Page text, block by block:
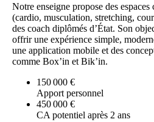
Notre enseigne propose des espaces
(cardio, musculation, stretching,
des coach diplômés d’État. Son
offrir une expérience simple,
une application mobile et des
comme Box’in et Bik’in.
150 000 €
Apport personnel
450 000 €
CA potentiel après 2 ans